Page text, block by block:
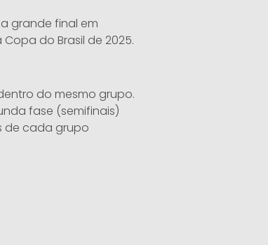
grande final em
do Brasil de 2025.
do mesmo grupo.
fase (semifinais)
de cada grupo